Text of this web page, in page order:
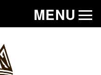
MENU